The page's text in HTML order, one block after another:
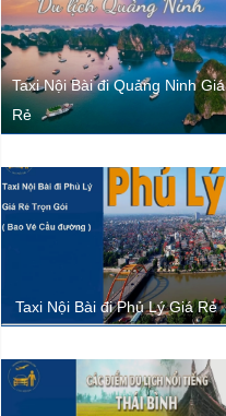
Taxi Nội Bài đi Quảng Ninh Giá
Rẻ
Taxi Nội Bài đi Phủ Lý Giá Rẻ